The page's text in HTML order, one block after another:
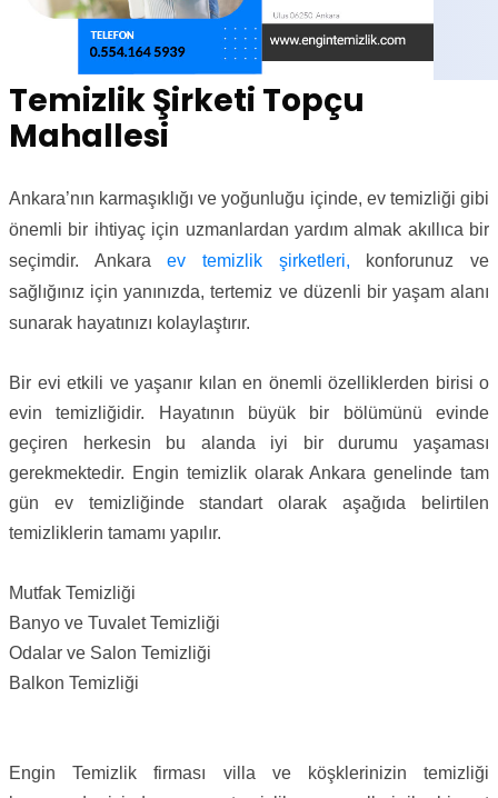
Temizlik Şirketi Topçu
Mahallesi
Ankara’nın karmaşıklığı ve yoğunluğu içinde, ev temizliği gibi
önemli bir ihtiyaç için uzmanlardan yardım almak akıllıca bir
seçimdir. Ankaraev temizlik şirketleri, konforunuz ve
sağlığınız için yanınızda, tertemiz ve düzenli bir yaşam alanı
sunarak hayatınızı kolaylaştırır.
Bir evi etkili ve yaşanır kılan en önemli özelliklerden birisi o
evin temizliğidir. Hayatının büyük bir bölümünü evinde
geçiren herkesin bu alanda iyi bir durumu yaşaması
gerekmektedir. Engin temizlik olarak Ankara genelinde tam
gün ev temizliğinde standart olarak aşağıda belirtilen
temizliklerin tamamı yapılır.
Mutfak Temizliği
Banyo ve Tuvalet Temizliği
Odalar ve Salon Temizliği
Balkon Temizliği
Engin Temizlik firması villa ve köşklerinizin temizliği